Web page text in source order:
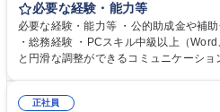
当者として業務を覚えていただき、ゆく
ジションとして活躍いただくことを期待しています。
プの業務内容】 ・人事制度関連 ・採用
怠管理 ・官公庁への各種提出 ・法定の
管理 ・福利厚生関連 ・職員からの問合
必要な経験・能力等
必要な経験・能力等 ・公的助成金や補
・総務経験 ・PCスキル中級以上（
と円滑な調整ができるコミュニケーション能力
正社員